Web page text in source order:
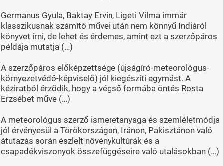
Germanus Gyula, Baktay Ervin, Ligeti Vilma immár
klasszikusnak számító művei után nem könnyű Indiáról
könyvet írni, de lehet és érdemes, amint ezt a szerzőpáros
példája mutatja (…)
A szerzőpáros előképzettsége (újságíró-meteorológus-
környezetvédő-képviselő) jól kiegészíti egymást. A
kéziratból érződik, hogy a végső formába öntés Rosta
Erzsébet műve (…)
A meteorológus szerző ismeretanyaga és szemléletmódja
jól érvényesül a Törökországon, Iránon, Pakisztánon való
átutazás során észlelt növénykultúrák és a
csapadékviszonyok összefüggéseire való utalásokban (…)